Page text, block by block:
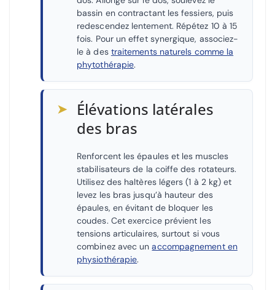
bassin en contractant les fessiers, puis
redescendez lentement. Répétez 10 à 15
fois. Pour un effet synergique, associez-
le à des traitements naturels comme la
phytothérapie.
➤ Élévations latérales
des bras
Renforcent les épaules et les muscles
stabilisateurs de la coiffe des rotateurs.
Utilisez des haltères légers (1 à 2 kg) et
levez les bras jusqu’à hauteur des
épaules, en évitant de bloquer les
coudes. Cet exercice prévient les
tensions articulaires, surtout si vous
combinez avec unaccompagnement en
physiothérapie.